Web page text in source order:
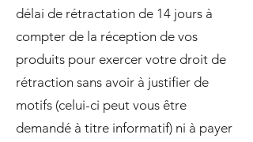
délai de rétractation de 14 jours à
compter de la réception de vos
produits pour exercer votre droit de
rétraction sans avoir à justifier de
motifs (celui-ci peut vous être
demandé à titre informatif) ni à payer